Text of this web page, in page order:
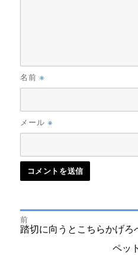
名前※
メール※
投
前
前
の
踏切に向うとこちらかげろ
ペッ